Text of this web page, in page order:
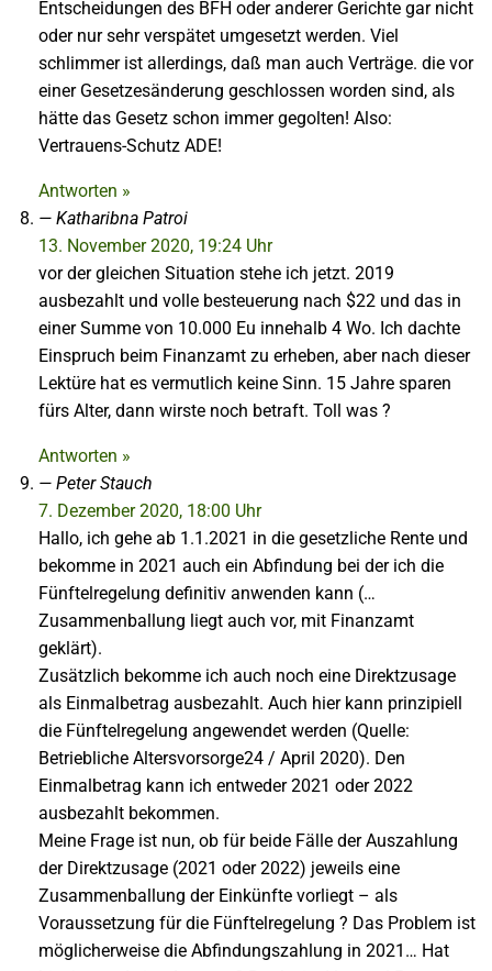
Entscheidungen des BFH oder anderer Gerichte gar nicht
oder nur sehr verspätet umgesetzt werden. Viel
schlimmer ist allerdings, daß man auch Verträge. die vor
einer Gesetzesänderung geschlossen worden sind, als
hätte das Gesetz schon immer gegolten! Also:
Vertrauens-Schutz ADE!
Antworten »
Katharibna Patroi
13. November 2020, 19:24 Uhr
vor der gleichen Situation stehe ich jetzt. 2019
ausbezahlt und volle besteuerung nach $22 und das in
einer Summe von 10.000 Eu innehalb 4 Wo. Ich dachte
Einspruch beim Finanzamt zu erheben, aber nach dieser
Lektüre hat es vermutlich keine Sinn. 15 Jahre sparen
fürs Alter, dann wirste noch betraft. Toll was ?
Antworten »
Peter Stauch
7. Dezember 2020, 18:00 Uhr
Hallo, ich gehe ab 1.1.2021 in die gesetzliche Rente und
bekomme in 2021 auch ein Abfindung bei der ich die
Fünftelregelung definitiv anwenden kann (…
Zusammenballung liegt auch vor, mit Finanzamt
geklärt).
Zusätzlich bekomme ich auch noch eine Direktzusage
als Einmalbetrag ausbezahlt. Auch hier kann prinzipiell
die Fünftelregelung angewendet werden (Quelle:
Betriebliche Altersvorsorge24 / April 2020). Den
Einmalbetrag kann ich entweder 2021 oder 2022
ausbezahlt bekommen.
Meine Frage ist nun, ob für beide Fälle der Auszahlung
der Direktzusage (2021 oder 2022) jeweils eine
Zusammenballung der Einkünfte vorliegt – als
Voraussetzung für die Fünftelregelung ? Das Problem ist
möglicherweise die Abfindungszahlung in 2021… Hat